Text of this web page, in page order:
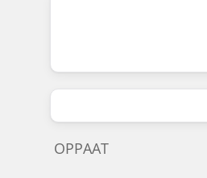
OPPAAT